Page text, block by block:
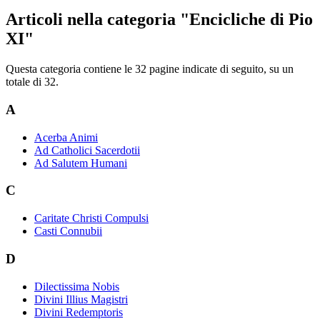
Articoli nella categoria "Encicliche di Pio
XI"
Questa categoria contiene le 32 pagine indicate di seguito, su un
totale di 32.
A
Acerba Animi
Ad Catholici Sacerdotii
Ad Salutem Humani
C
Caritate Christi Compulsi
Casti Connubii
D
Dilectissima Nobis
Divini Illius Magistri
Divini Redemptoris